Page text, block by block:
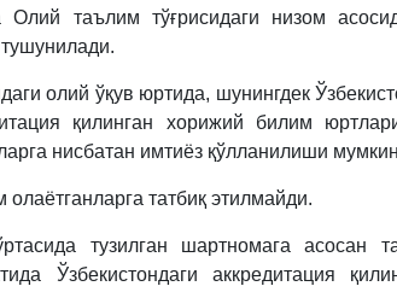
Олий таълим тўғрисидаги низом
олий ўқув юртида, шунингдек
қилинган хорижий билим
нисбатан имтиёз қўлланилиши
татбиқ этилмайди.
тузилган шартномага асосан
Ўзбекистондаги аккредитация